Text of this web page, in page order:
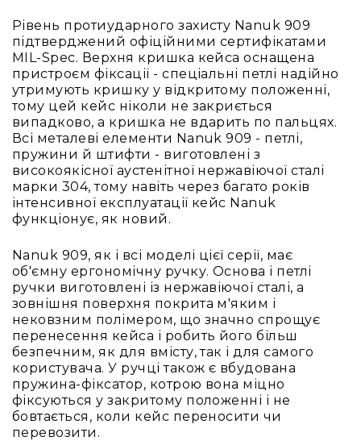
системи
Бари
Системи
синхронного
перекладу
Презентаційні/
екскурсійні
системи
Системи
службового
зв'язку
керування
Процесори
та
обробка
звуку
Мікшери
та
консолі
Аудіоінтерфейси
Процесори
Рівень протиударного захисту Nanuk 909
підтверджений офіційними сертифікатами
MIL-Spec. Верхня кришка кейса оснащена
пристроєм фіксації - спеціальні петлі надійно
утримують кришку у відкритому положенні,
тому цей кейс ніколи не закриється
випадково, а кришка не вдарить по пальцях.
Всі металеві елементи Nanuk 909 - петлі,
пружини й штифти - виготовлені з
високоякісної аустенітної нержавіючої сталі
марки 304, тому навіть через багато років
інтенсивної експлуатації кейс Nanuk
функціонує, як новий.
Nanuk 909, як і всі моделі цієї серії, має
об'ємну ергономічну ручку. Основа і петлі
ручки виготовлені із нержавіючої сталі, а
зовнішня поверхня покрита м'яким і
нековзним полімером, що значно спрощує
перенесення кейса і робить його більш
безпечним, як для вмісту, так і для самого
користувача. У ручці також є вбудована
пружина-фіксатор, котрою вона міцно
фіксуються у закритому положенні і не
бовтається, коли кейс переносити чи
перевозити.